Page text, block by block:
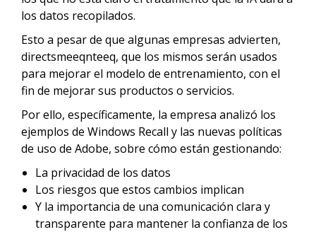
los datos recopilados.
Esto a pesar de que algunas empresas advierten,
directsmeeqnteeq, que los mismos serán usados
para mejorar el modelo de entrenamiento, con el
fin de mejorar sus productos o servicios.
Por ello, específicamente, la empresa analizó los
ejemplos de Windows Recall y las nuevas políticas
de uso de Adobe, sobre cómo están gestionando:
La privacidad de los datos
Los riesgos que estos cambios implican
Y la importancia de una comunicación clara y
transparente para mantener la confianza de los